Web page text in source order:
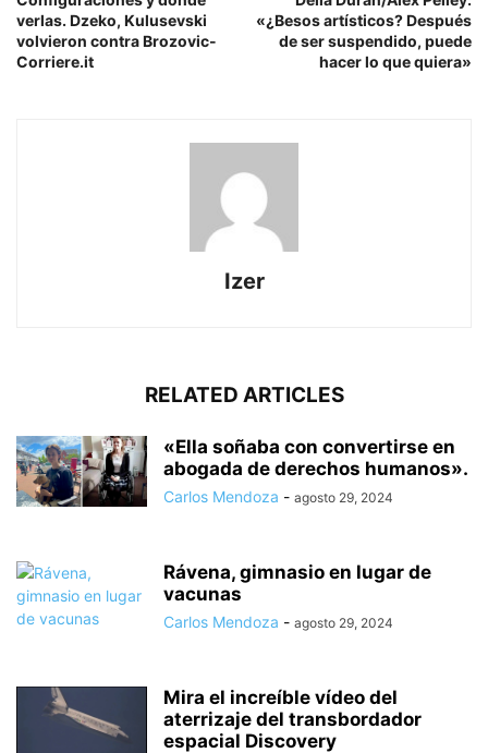
verlas. Dzeko, Kulusevski
volvieron contra Brozovic-
Corriere.it
«¿Besos artísticos? Después
de ser suspendido, puede
hacer lo que quiera»
Izer
RELATED ARTICLES
«Ella soñaba con convertirse en
abogada de derechos humanos».
Carlos Mendoza - agosto 29, 2024
Rávena, gimnasio en lugar de
vacunas
Carlos Mendoza - agosto 29, 2024
Mira el increíble vídeo del
aterrizaje del transbordador
espacial Discovery